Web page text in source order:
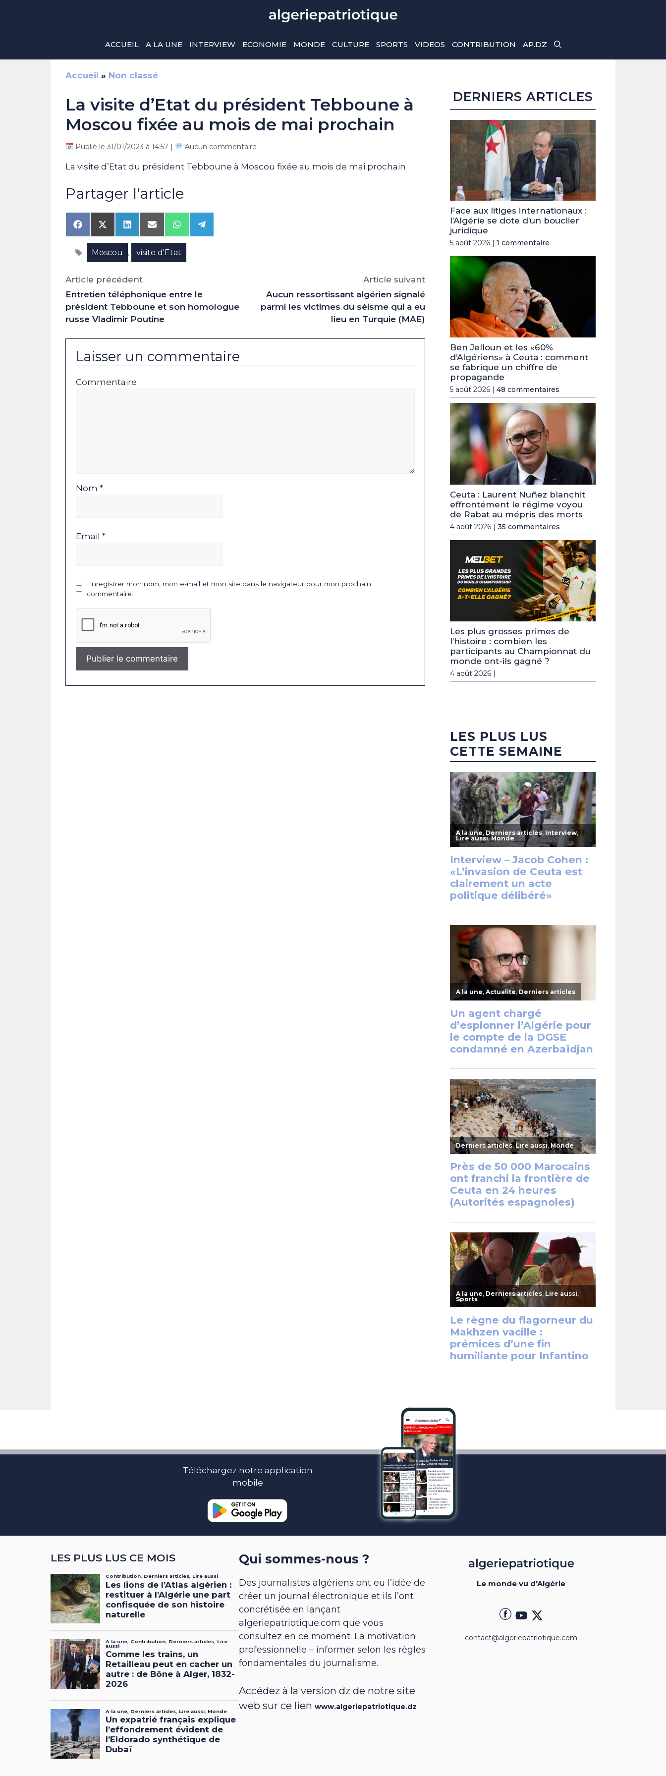
ACCUEIL A LA UNE INTERVIEW ECONOMIE MONDE CULTURE SPORTS VIDEOS CONTRIBUTION AP.DZ
Accueil » Non classé
La visite d’Etat du président Tebboune à
Moscou fixée au mois de mai prochain
Publié le 31/01/2023 à 14:57 | Aucun commentaire
La visite d’Etat du président Tebboune à Moscou fixée au mois de mai prochain
Partager l'article
Share
on
Facebook
Share
on
X
(Twitter)
Share
on
LinkedIn
Share
on
Email
Share
on
WhatsApp
Share
on
Étiquettes
Moscou , visite d'Etat
Article précédent
Entretien téléphonique entre le
président Tebboune et son homologue
russe Vladimir Poutine
Article suivant
Aucun ressortissant algérien signalé
parmi les victimes du séisme qui a eu
lieu en Turquie (MAE)
Laisser un commentaire
Commentaire
Nom *
Email *
Enregistrer mon nom, mon e-mail et mon site dans le navigateur pour mon prochain
commentaire.
DERNIERS ARTICLES
Face aux litiges internationaux :
l’Algérie se dote d’un bouclier
juridique
5 août 2026 | 1 commentaire
Ben Jelloun et les «60%
d’Algériens» à Ceuta : comment
se fabrique un chiffre de
propagande
5 août 2026 | 48 commentaires
Ceuta : Laurent Nuñez blanchit
effrontément le régime voyou
de Rabat au mépris des morts
4 août 2026 | 35 commentaires
Les plus grosses primes de
l’histoire : combien les
participants au Championnat du
monde ont-ils gagné ?
4 août 2026 |
LES PLUS LUS
CETTE SEMAINE
Téléchargez notre application
mobile
LES PLUS LUS CE MOIS Qui sommes-nous ?
Des journalistes algériens ont eu l’idée de
créer un journal électronique et ils l’ont
concrétisée en lançant
algeriepatriotique.com que vous
consultez en ce moment. La motivation
professionnelle – informer selon les règles
fondamentales du journalisme.
Accédez à la version dz de notre site
web sur ce lienwww.algeriepatriotique.dz
Le monde vu d'Algérie
contact@algeriepatriotique.com